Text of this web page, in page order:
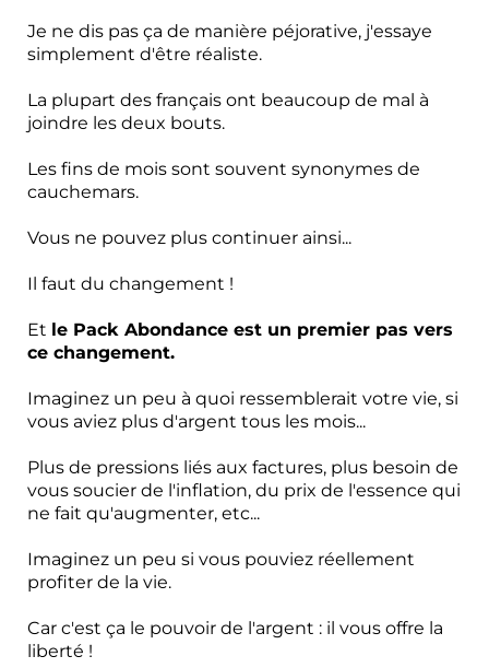
Je ne dis pas ça de manière péjorative, j'essaye
simplement d'être réaliste.
La plupart des français ont beaucoup de mal à
joindre les deux bouts.
Les fins de mois sont souvent synonymes de
cauchemars.
Vous ne pouvez plus continuer ainsi...
Il faut du changement !
Et le Pack Abondance est un premier pas vers
ce changement.
Imaginez un peu à quoi ressemblerait votre vie, si
vous aviez plus d'argent tous les mois...
Plus de pressions liés aux factures, plus besoin de
vous soucier de l'inflation, du prix de l'essence qui
ne fait qu'augmenter, etc...
Imaginez un peu si vous pouviez réellement
profiter de la vie.
Car c'est ça le pouvoir de l'argent : il vous offre la
liberté !